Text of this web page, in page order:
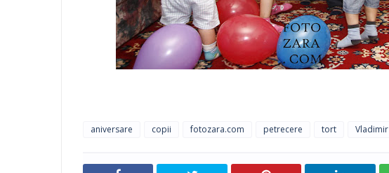
aniversare copii fotozara.com petrecere tort Vladimir